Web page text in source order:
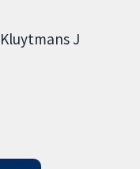
Kluytmans J